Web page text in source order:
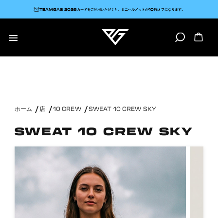

TEAMGAS 2026カードをご利用いただくと、ミニヘルメットが10%オフになります。
ホーム 店 10 CREW SWEAT 10 CREW SKY
SWEAT 10 CREW SKY